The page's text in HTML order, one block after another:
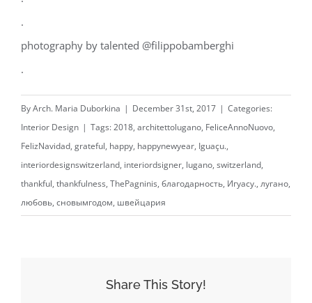
.
photography by talented @filippobamberghi
.
ByArch. Maria Duborkina | December 31st, 2017 | Categories:
Interior Design | Tags:2018, architettolugano, FeliceAnnoNuovo,
FelizNavidad, grateful, happy, happynewyear, Iguaçu.,
interiordesignswitzerland, interiordsigner, lugano, switzerland,
thankful, thankfulness, ThePagninis, благодарность, Игуасу., лугано,
любовь, сновымгодом, швейцария
Share This Story!